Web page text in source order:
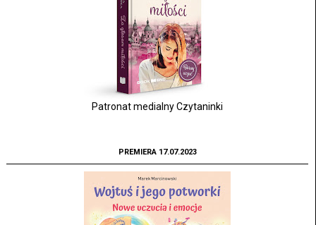
Patronat medialny Czytaninki
PREMIERA 17.07.2023